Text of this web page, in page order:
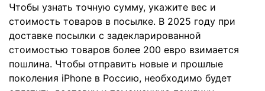
Чтобы узнать точную сумму, укажите вес и
стоимость товаров в посылке. В 2025 году при
доставке посылки с задекларированной
стоимостью товаров более 200 евро взимается
пошлина. Чтобы отправить новые и прошлые
поколения iPhone в Россию, необходимо будет